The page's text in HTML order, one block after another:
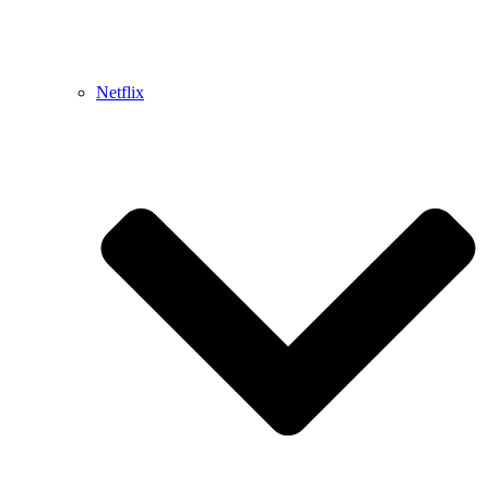
Netflix